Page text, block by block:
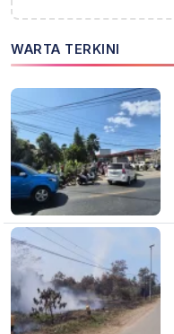
WARTA TERKINI